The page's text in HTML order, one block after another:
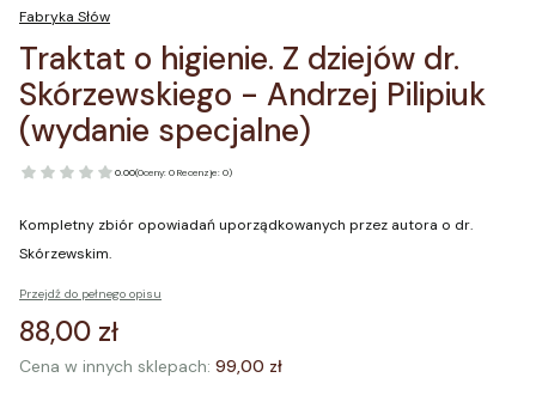
Fabryka Słów
Traktat o higienie. Z dziejów dr.
Skórzewskiego - Andrzej Pilipiuk
(wydanie specjalne)
0.00(Oceny: 0 Recenzje: 0)
Kompletny zbiór opowiadań uporządkowanych przez autora o dr.
Skórzewskim.
Przejdź do pełnego opisu
Cena
88,00 zł
Cena w innych sklepach: 99,00 zł